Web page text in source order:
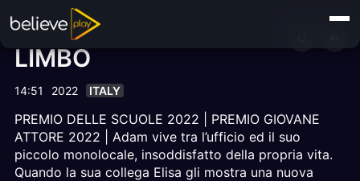
LIMBO
14:51 2022 ITALY
PREMIO DELLE SCUOLE 2022 | PREMIO GIOVANE
ATTORE 2022 | Adam vive tra l’ufficio ed il suo
piccolo monolocale, insoddisfatto della propria vita.
Quando la sua collega Elisa gli mostra una nuova